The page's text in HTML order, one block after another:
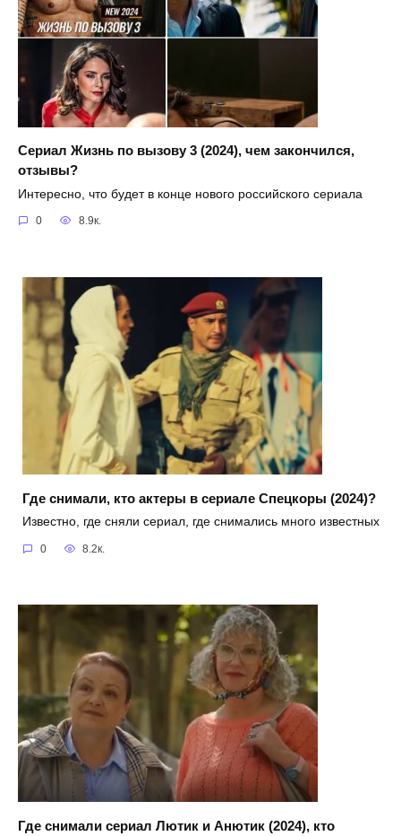
Сериал Жизнь по вызову 3 (2024), чем закончился,
отзывы?
Интересно, что будет в конце нового российского сериала
0 8.9к.
Где снимали, кто актеры в сериале Спецкоры (2024)?
Известно, где сняли сериал, где снимались много известных
0 8.2к.
Где снимали сериал Лютик и Анютик (2024), кто